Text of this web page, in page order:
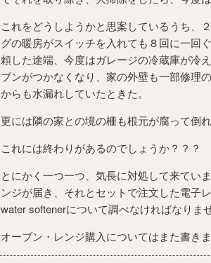
これをどうしようかと思案しているうち、
グの暖房がスイッチを入れても８回に一回
頼した途端、今度はガレージの冷蔵庫が冷
ブンがつかなくなり、家の外壁も一部修理
からも水漏れしていたときた。
更には隣の家との境の柵も根元が腐って倒れ
これには終わりがあるのでしょうか？？？
とにかく一つ一つ、気長に対処して来てい
ンジが届き、それとセットで注文した電子
water softenerについて調べなければなりませ
オーブン・レンジ購入についてはまた書き